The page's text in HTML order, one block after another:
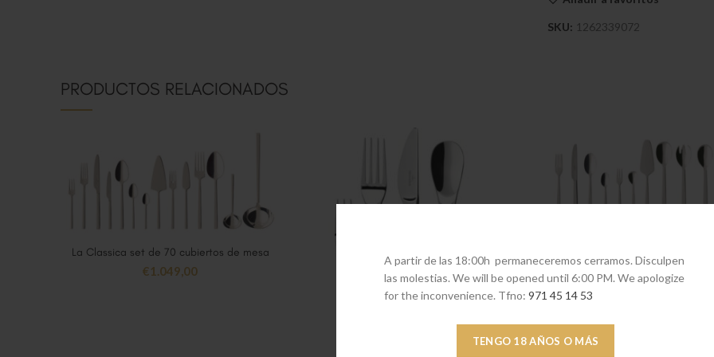
A partir de las 18:00h permaneceremos cerramos. Disculpen
las molestias. We will be opened until 6:00 PM. We apologize
for the inconvenience. Tfno: 971 45 14 53
TENGO 18 AÑOS O MÁS
SKU: 1262339072
PRODUCTOS RELACIONADOS
AÑADIR AL CARRITO
La Classica set de 70 cubiertos de mesa
€1.049,00
Louis Cuberter?a de 68 pzs
€509,00